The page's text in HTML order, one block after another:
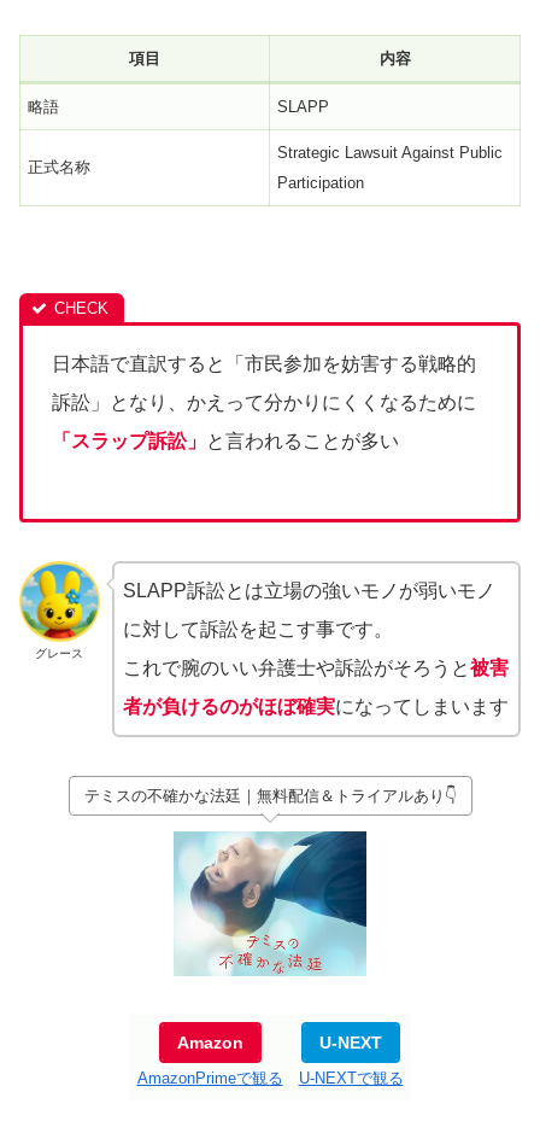
項目 内容
略語 SLAPP
正式名称
Strategic Lawsuit Against Public
Participation
日本語で直訳すると「市民参加を妨害する戦略的
訴訟」となり、かえって分かりにくくなるために
「スラップ訴訟」 と言われることが多い
グレース
SLAPP訴訟とは立場の強いモノが弱いモノ
に対して訴訟を起こす事です。
これで腕のいい弁護士や訴訟がそろうと被害
者が負けるのがほぼ確実になってしまいます
テミスの不確かな法廷｜無料配信＆トライアルあり👇
Amazon
AmazonPrimeで観る
U-NEXT
U-NEXTで観る